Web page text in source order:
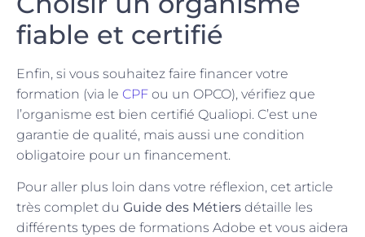
fiable et certifié
Enfin, si vous souhaitez faire financer votre
formation (via le CPF ou un OPCO), vérifiez que
l’organisme est bien certifié Qualiopi. C’est une
garantie de qualité, mais aussi une condition
obligatoire pour un financement.
Pour aller plus loin dans votre réflexion, cet article
très complet du Guide des Métiers détaille les
différents types de formations Adobe et vous aidera